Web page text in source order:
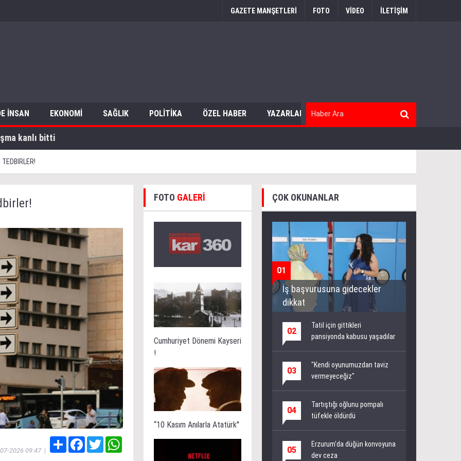
GAZETE MANŞETLERİ FOTO VİDEO İLETİŞİM
İNSAN EKONOMİ SAĞLIK POLİTİKA ÖZEL HABER YAZARLAR
kanlı bitti
2026 09:47|
Share FacebookTwitterWhatsApp
FOTO GALERİ
Cumhuriyet Dönemi Kayseri
!
“10 Kasım Anılarla Atatürk''
ÇOK OKUNANLAR
01
İş başvurusuna gidecekler
dikkat
02
Tatil için gittikleri
pansiyonda kabusu yaşadılar
03
"Kendi oyunumuzdan taviz
vermeyeceğiz"
04
Tartıştığı oğlunu pompalı
tüfekle öldürdü
05
Erzurum'da düğün konvoyuna
dev ceza